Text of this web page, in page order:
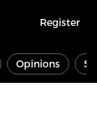
Register
Opinions